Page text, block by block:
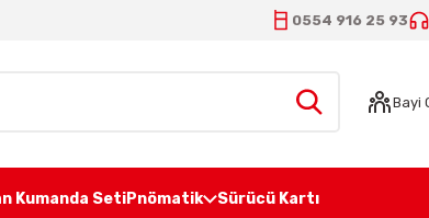
0554 916 25 93
Bayi
Kumanda SetiPnömatik Sürücü Kartı